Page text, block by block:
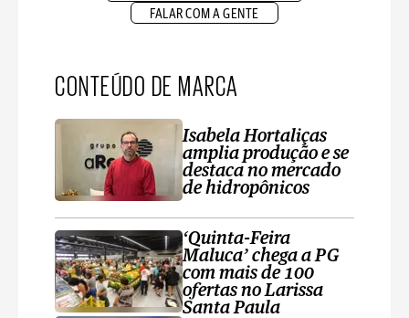
FALAR COM A GENTE
CONTEÚDO DE MARCA
Isabela Hortaliças
amplia produção e se
destaca no mercado
de hidropônicos
‘Quinta-Feira
Maluca’ chega a PG
com mais de 100
ofertas no Larissa
Santa Paula